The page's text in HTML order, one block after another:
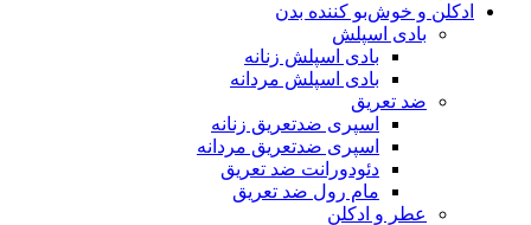
ادکلن و خوش‌بو کننده بدن
بادی اسپلش
بادی اسپلش زنانه
بادی اسپلش مردانه
ضد تعریق
اسپری ضدتعریق زنانه
اسپری ضدتعریق مردانه
دئودورانت ضد تعریق
مام رول ضد تعریق
عطر و ادکلن